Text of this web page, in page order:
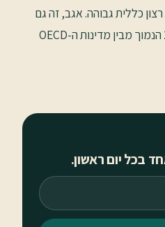
כללית גבוהה. אגב, זה גם
עובד. גרמניה נמצאת במקום ה-28 הנמוך מבין מדינות ה-OECD
בכל יום ראשון.